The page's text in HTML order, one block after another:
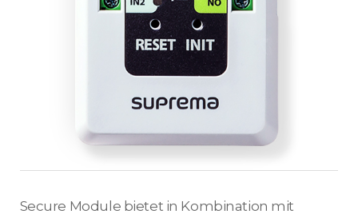
Secure Module bietet in Kombination mit